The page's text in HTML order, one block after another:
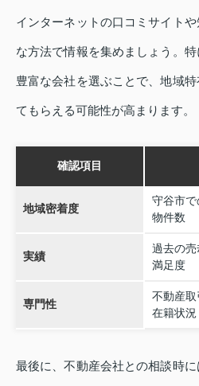
インターネットの口コミサイト
な方法で情報を集めましょう。
豊富な会社を選ぶことで、地域
てもらえる可能性が高まります。
確認項目
地域密着度
守谷市
物件数
実績
過去の
満足度
専門性
不動産
在籍状況
最後に、不動産会社との相談時